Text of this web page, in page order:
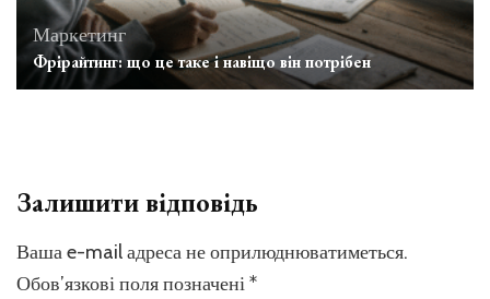
Маркетинг
Фрірайтинг: що це таке і навіщо він потрібен
Залишити відповідь
Ваша e-mail адреса не оприлюднюватиметься.
Обов’язкові поля позначені*